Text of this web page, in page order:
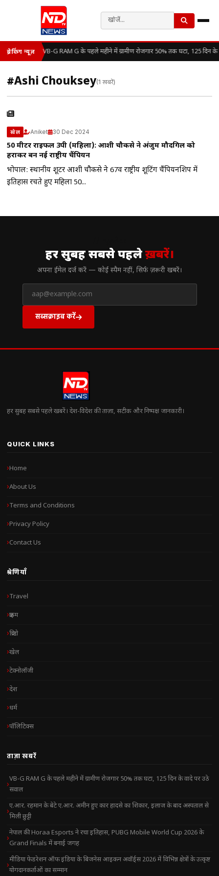
ब्रेकिंग न्यूज़ VB-G RAM G के पहले महीने में ग्रामीण रोजगार 50% तक घटा, 125 दिन
#Ashi Chouksey(1 खबरें)
खेल Aniket 30 Dec 2024
50 मीटर राइफल 3पी (महिला): आशी चौकसे ने अंजुम मौदगिल को
हराकर बनीं नई राष्ट्रीय चैंपियन
भोपाल: स्थानीय शूटर आशी चौकसे ने 67वीं राष्ट्रीय शूटिंग चैंपियनशिप में
इतिहास रचते हुए महिला 50...
हर सुबह सबसे पहलेख़बरें।
अपना ईमेल दर्ज करें — कोई स्पैम नहीं, सिर्फ ज़रूरी खबरें।
सब्सक्राइब करें
हर सुबह सबसे पहले खबरें। देश-विदेश की ताज़ा, सटीक और निष्पक्ष जानकारी।
QUICK LINKS
Home
About Us
Terms and Conditions
Privacy Policy
Contact Us
श्रेणियाँ
Travel
क्राइम
क्रिप्टो
खेल
टेक्नोलॉजी
देश
धर्म
पॉलिटिक्स
ताज़ा खबरें
VB-G RAM G के पहले महीने में ग्रामीण रोजगार 50% तक घटा, 125 दिन के वादे पर उठे
सवाल
ए.आर. रहमान के बेटे ए.आर. अमीन हुए कार हादसे का शिकार, इलाज के बाद अस्पताल से
मिली छुट्टी
नेपाल की Horaa Esports ने रचा इतिहास, PUBG Mobile World Cup 2026 के
Grand Finals में बनाई जगह
मीडिया फेडरेशन ऑफ इंडिया के बिजनेस आइकन अवॉर्ड्स 2026 में विभिन्न क्षेत्रों के उत्कृष्ट
योगदानकर्ताओं का सम्मान